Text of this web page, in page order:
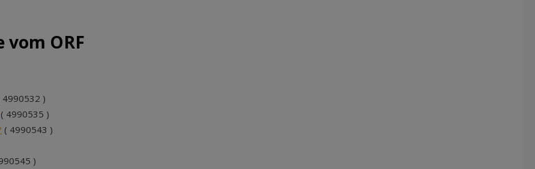
vom ORF
4990532 )
( 4990535 )
( 4990543 )
)